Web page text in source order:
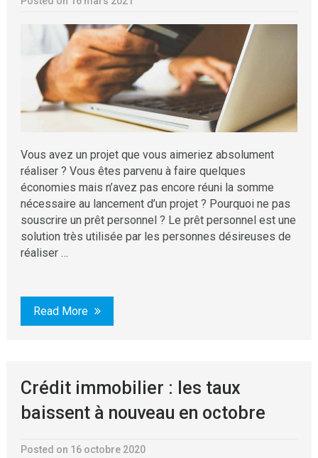
Vous avez un projet que vous aimeriez absolument
réaliser ? Vous êtes parvenu à faire quelques
économies mais n’avez pas encore réuni la somme
nécessaire au lancement d’un projet ? Pourquoi ne pas
souscrire un prêt personnel ? Le prêt personnel est une
solution très utilisée par les personnes désireuses de
réaliser …
Read More
Crédit immobilier : les taux
baissent à nouveau en octobre
Posted on 16 octobre 2020